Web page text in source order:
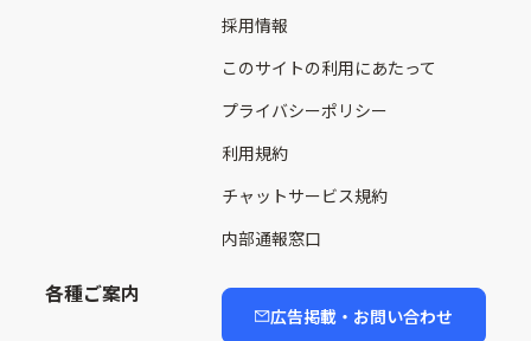
採用情報
このサイトの利用にあたって
プライバシーポリシー
利用規約
チャットサービス規約
内部通報窓口
各種ご案内
広告掲載・お問い合わせ